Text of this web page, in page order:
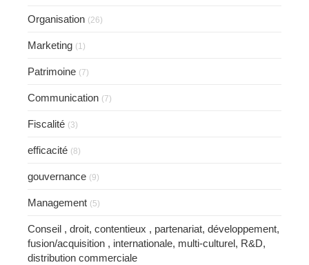
Organisation (26)
Marketing (1)
Patrimoine (7)
Communication (7)
Fiscalité (3)
efficacité (8)
gouvernance (9)
Management (5)
Conseil , droit, contentieux , partenariat, développement,
fusion/acquisition , internationale, multi-culturel, R&D,
distribution commerciale